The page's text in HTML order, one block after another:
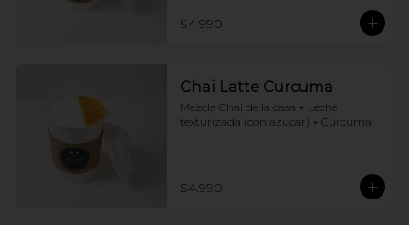
$4.990
Chai Latte Curcuma
Mezcla Chai de la casa + Leche
texturizada (con azucar) + Curcuma
$4.990